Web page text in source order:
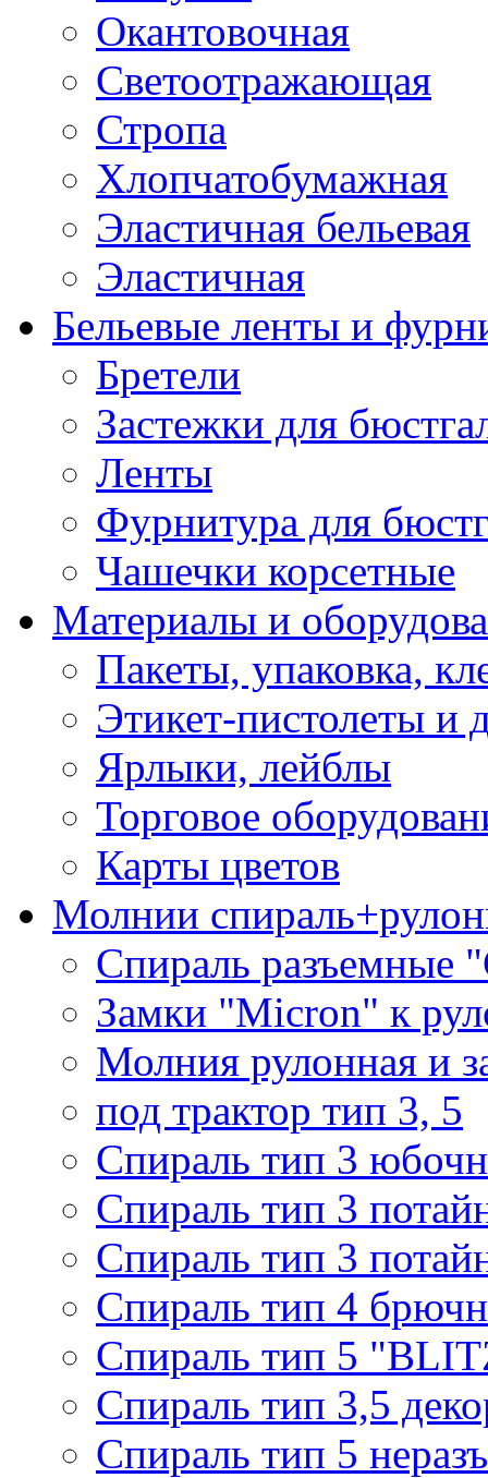
Окантовочная
Светоотражающая
Стропа
Хлопчатобумажная
Эластичная бельевая
Эластичная
Бельевые ленты и
Бретели
Застежки для
Ленты
Фурнитура для
Чашечки корсетные
Материалы и
Пакеты, упаковка,
Этикет-пистолеты и
Ярлыки, лейблы
Торговое
Карты цветов
Молнии
Спираль разъемные
Замки "Micron" к
Молния рулонная и
под трактор тип 3, 5
Спираль тип 3
Спираль тип 3
Спираль тип 3
Спираль тип 4
Спираль тип 5
Спираль тип 3,5
Спираль тип 5